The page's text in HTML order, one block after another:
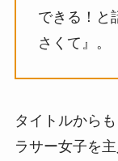
できる！と
さくて』。
タイトルから
ラサー女子を